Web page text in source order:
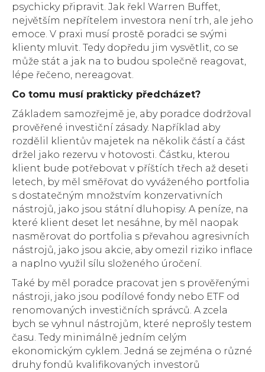
psychicky připravit. Jak řekl Warren Buffet,
největším nepřítelem investora není trh, ale jeho
emoce. V praxi musí prostě poradci se svými
klienty mluvit. Tedy dopředu jim vysvětlit, co se
může stát a jak na to budou společně reagovat,
lépe řečeno, nereagovat.
Co tomu musí prakticky předcházet?
Základem samozřejmě je, aby poradce dodržoval
prověřené investiční zásady. Například aby
rozdělil klientův majetek na několik částí a část
držel jako rezervu v hotovosti. Částku, kterou
klient bude potřebovat v příštích třech až deseti
letech, by měl směřovat do vyváženého portfolia
s dostatečným množstvím konzervativních
nástrojů, jako jsou státní dluhopisy. A peníze, na
které klient deset let nesáhne, by měl naopak
nasměrovat do portfolia s převahou agresivních
nástrojů, jako jsou akcie, aby omezil riziko inflace
a naplno využil sílu složeného úročení.
Také by měl poradce pracovat jen s prověřenými
nástroji, jako jsou podílové fondy nebo ETF od
renomovaných investičních správců. A zcela
bych se vyhnul nástrojům, které neprošly testem
času. Tedy minimálně jedním celým
ekonomickým cyklem. Jedná se zejména o různé
druhy fondů kvalifikovaných investorů